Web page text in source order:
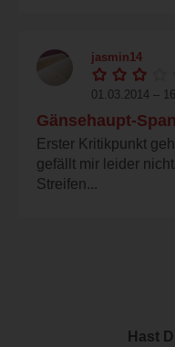
jasmin14
01.03.2014 –
Gänsehaupt-
Erster Kritikpunkt
gefällt mir leider
Streifen...
Hast